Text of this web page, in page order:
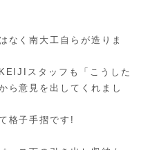
なく南大工自らが造りま
スタッフも「こうした
ら意見を出してくれまし
格子手摺です!